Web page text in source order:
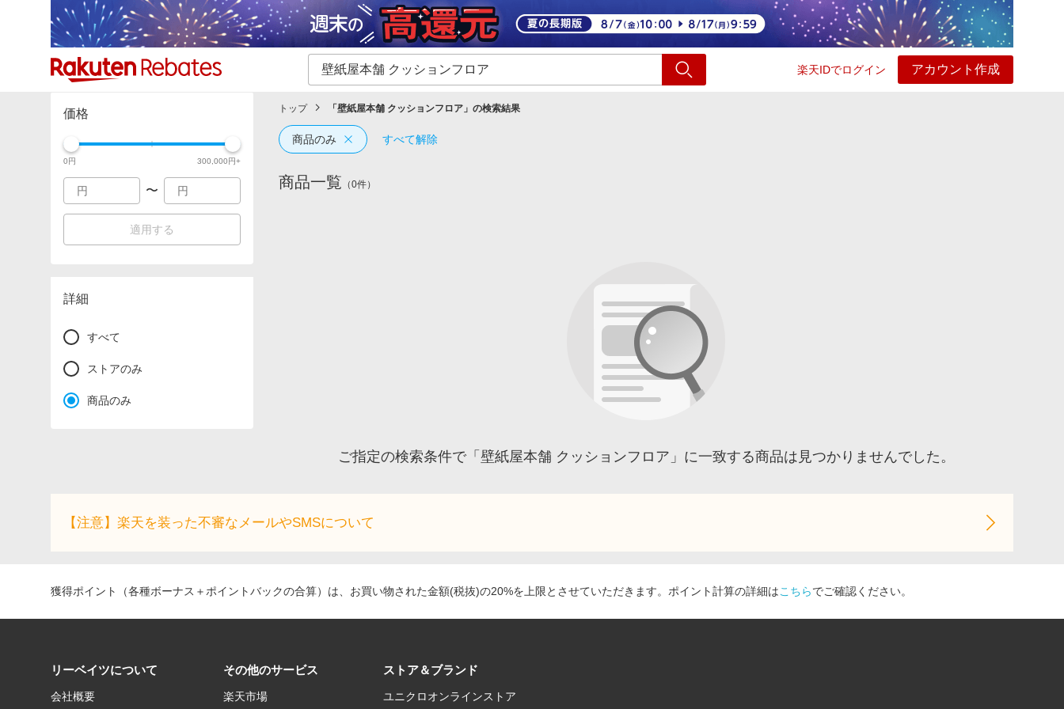
楽天IDでログイン アカウント作成
カテゴリー一覧 イベント一覧 ショッピング
価格
0円 300,000円+
〜
適用する
詳細
すべて
ストアのみ
商品のみ
トップ 「 壁紙屋本舗 クッションフロア 」の検索結果
商品のみ すべて解除
商品一覧 （0件）
ご指定の検索条件で「壁紙屋本舗 クッションフロア」に一致する商品は見つかりませんでした。
【注意】楽天を装った不審なメールやSMSについて
獲得ポイント（各種ボーナス＋ポイントバックの合算）は、お買い物された金額(税抜)の20%を上限とさせていただきます。ポイント計算の詳細はこちらでご確認ください。
リーベイツについて
会社概要
その他のサービス
楽天市場
ストア＆ブランド
ユニクロオンラインストア